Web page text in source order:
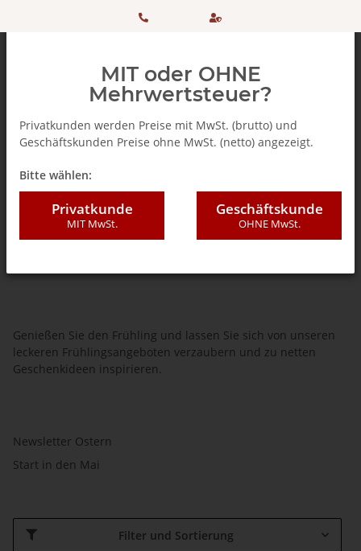
+ 49
506 98
einkaufen
SSL
Frühlingsdeals
Genießen Sie den Frühling und lassen Sie sich von unseren
leckeren Frühlingsangeboten verzaubern und zu netten
Geschenkideen inspirieren.
Newsletter Ostern
Start in den Mai
Filter und Sortierung
MIT oder OHNE
Mehrwertsteuer?
Privatkunden werden Preise mit MwSt. (brutto) und
Geschäftskunden Preise ohne MwSt. (netto) angezeigt.
Bitte wählen:
Privatkunde
MIT MwSt.
Geschäftskunde
OHNE MwSt.